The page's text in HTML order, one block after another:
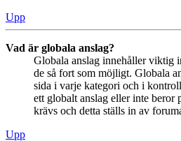
Upp
Vad är globala anslag?
Globala anslag innehåller viktig
de så fort som möjligt. Globala
sida i varje kategori och i
ett globalt anslag eller inte beror
krävs och detta ställs in av
Upp